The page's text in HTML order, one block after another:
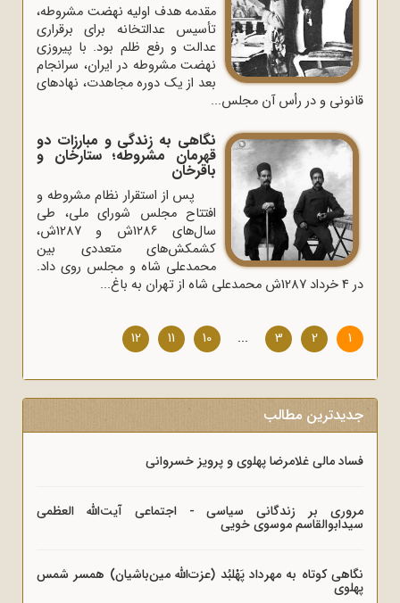
مقدمه هدف اولیه نهضت مشروطه،
تأسیس عدالتخانه برای برقراری
عدالت و رفع ظلم بود. با پیروزی
نهضت مشروطه در ایران، سرانجام
بعد از یک دوره مجاهدت، نهادهای
قانونی و در رأس آن مجلس...
نگاهی به زندگی و مبارزات دو
قهرمان مشروطه؛ ستارخان و
باقرخان
پس از استقرار نظام مشروطه و
افتتاح مجلس شورای ملی، طی
سال‌های 1286ش و 1287ش،
کشمکش‌های متعددی بین
محمدعلی شاه و مجلس روی داد.
در 4 خرداد 1287ش محمدعلی شاه از تهران به باغ...
1
2
3
...
10
11
12
جدیدترین مطالب
فساد مالی غلامرضا پهلوی و پرویز خسروانی
مروری بر زندگانی سیاسی - اجتماعی آیت‌الله العظمی
سیدابوالقاسم موسوی خویی
نگاهی کوتاه به مهرداد پَهْلبُد (عزت‌الله مین‌باشیان) همسر شمس
پهلوی